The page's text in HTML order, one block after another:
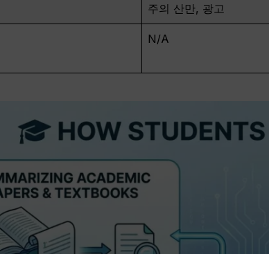
주의 산만, 광고
N/A